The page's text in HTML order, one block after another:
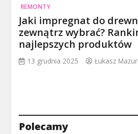
REMONTY
Jaki impregnat do
zewnątrz wybrać?
najlepszych produktów
13 grudnia 2025 Łukasz Mazur
Polecamy